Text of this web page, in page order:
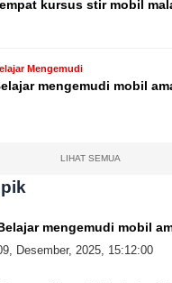
kursus stir mobil
Mengemudi
mengemudi mobil
LIHAT SEMUA
mengemudi mobil
Desember, 2025, 15:12:00